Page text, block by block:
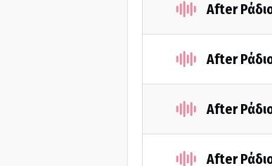
After
After
After
After